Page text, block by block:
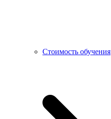
Стоимость обучения